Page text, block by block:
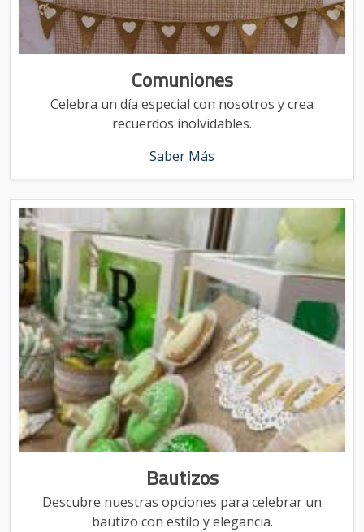
Comuniones
Celebra un día especial con nosotros y crea
recuerdos inolvidables.
Saber Más
Bautizos
Descubre nuestras opciones para celebrar un
bautizo con estilo y elegancia.